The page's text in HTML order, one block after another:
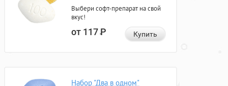
Выбери софт-препарат на свой
вкус!
от 117Р Купить
Набор "Два в одном"